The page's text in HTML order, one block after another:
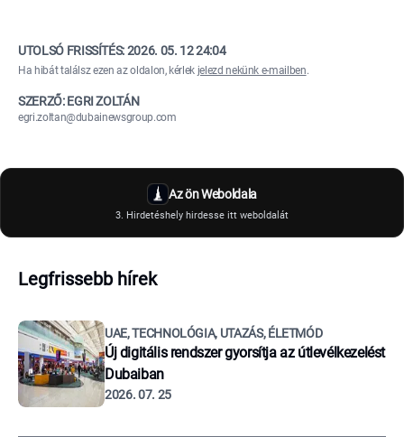
UTOLSÓ FRISSÍTÉS:2026. 05. 12 24:04
Ha hibát találsz ezen az oldalon, kérlek jelezd nekünk e-mailben.
SZERZŐ: EGRI ZOLTÁN
egri.zoltan@dubainewsgroup.com
Az ön Weboldala
3. Hirdetéshely hirdesse itt weboldalát
Legfrissebb hírek
UAE, TECHNOLÓGIA, UTAZÁS, ÉLETMÓD
Új digitális rendszer gyorsítja az útlevélkezelést
Dubaiban
2026. 07. 25